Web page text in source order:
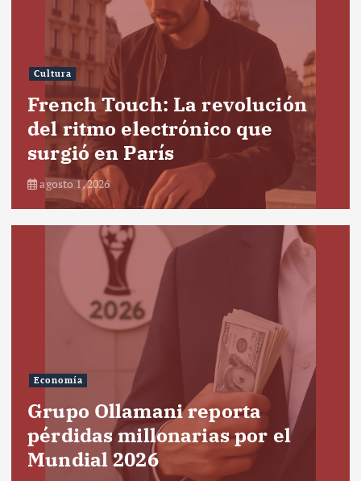
Cultura
French Touch: La revolución
del ritmo electrónico que
surgió en París
agosto 1, 2026
Economía
Grupo Ollamani reporta
pérdidas millonarias por el
Mundial 2026